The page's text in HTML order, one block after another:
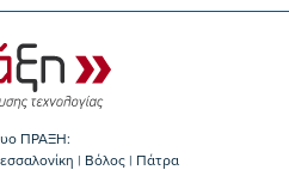
ΠΡΑΞΗ:
| Βόλος | Πάτρα